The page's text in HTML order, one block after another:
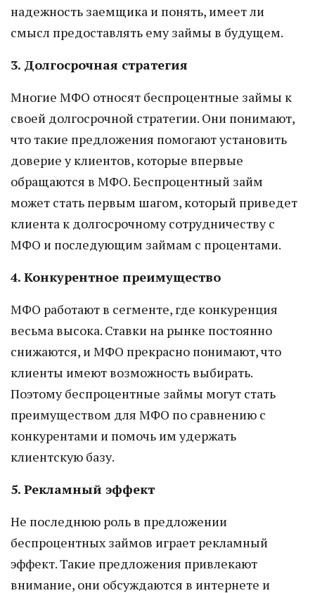
надежность заемщика и понять, имеет ли
смысл предоставлять ему займы в будущем.
3. Долгосрочная стратегия
Многие МФО относят беспроцентные займы к
своей долгосрочной стратегии. Они понимают,
что такие предложения помогают установить
доверие у клиентов, которые впервые
обращаются в МФО. Беспроцентный займ
может стать первым шагом, который приведет
клиента к долгосрочному сотрудничеству с
МФО и последующим займам с процентами.
4. Конкурентное преимущество
МФО работают в сегменте, где конкуренция
весьма высока. Ставки на рынке постоянно
снижаются, и МФО прекрасно понимают, что
клиенты имеют возможность выбирать.
Поэтому беспроцентные займы могут стать
преимуществом для МФО по сравнению с
конкурентами и помочь им удержать
клиентскую базу.
5. Рекламный эффект
Не последнюю роль в предложении
беспроцентных займов играет рекламный
эффект. Такие предложения привлекают
внимание, они обсуждаются в интернете и